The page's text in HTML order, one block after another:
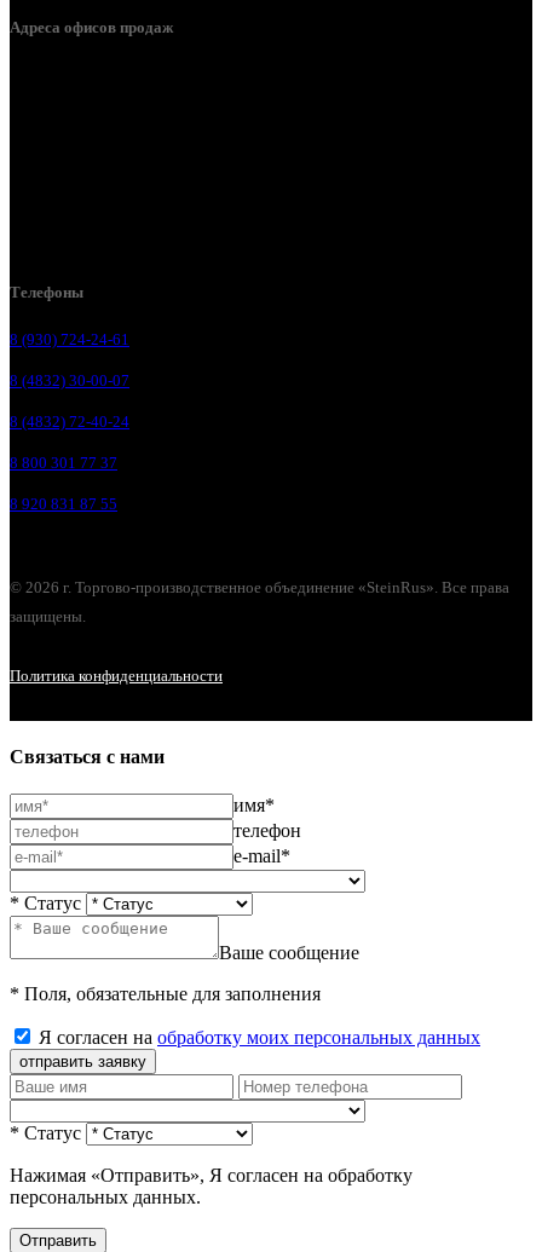
Адреса офисов продаж
Телефоны
8 (930) 724-24-61
8 (4832) 30-00-07
8 (4832) 72-40-24
8 800 301 77 37
8 920 831 87 55
© 2026 г. Торгово-производственное объединение «SteinRus». Все права
защищены.
Политика конфиденциальности
Связаться с нами
имя*
телефон
e-mail*
* Статус
Ваше сообщение
* Поля, обязательные для заполнения
Я согласен на обработку моих персональных данных
отправить заявку
* Статус
Нажимая «Отправить», Я согласен на обработку
персональных данных.